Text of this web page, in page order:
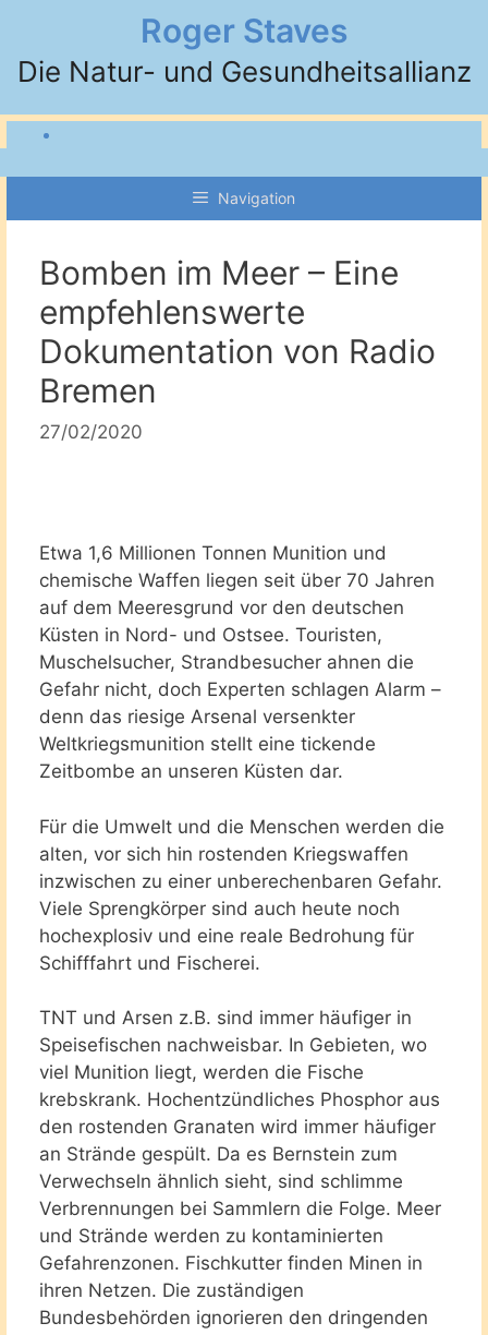
springen
Roger Staves
Die Natur- und Gesundheitsallianz
Navigation
Bomben im Meer – Eine
empfehlenswerte
Dokumentation von Radio
Bremen
27/02/2020
Etwa 1,6 Millionen Tonnen Munition und
chemische Waffen liegen seit über 70 Jahren
auf dem Meeresgrund vor den deutschen
Küsten in Nord- und Ostsee. Touristen,
Muschelsucher, Strandbesucher ahnen die
Gefahr nicht, doch Experten schlagen Alarm –
denn das riesige Arsenal versenkter
Weltkriegsmunition stellt eine tickende
Zeitbombe an unseren Küsten dar.
Für die Umwelt und die Menschen werden die
alten, vor sich hin rostenden Kriegswaffen
inzwischen zu einer unberechenbaren Gefahr.
Viele Sprengkörper sind auch heute noch
hochexplosiv und eine reale Bedrohung für
Schifffahrt und Fischerei.
TNT und Arsen z.B. sind immer häufiger in
Speisefischen nachweisbar. In Gebieten, wo
viel Munition liegt, werden die Fische
krebskrank. Hochentzündliches Phosphor aus
den rostenden Granaten wird immer häufiger
an Strände gespült. Da es Bernstein zum
Verwechseln ähnlich sieht, sind schlimme
Verbrennungen bei Sammlern die Folge. Meer
und Strände werden zu kontaminierten
Gefahrenzonen. Fischkutter finden Minen in
ihren Netzen. Die zuständigen
Bundesbehörden ignorieren den dringenden